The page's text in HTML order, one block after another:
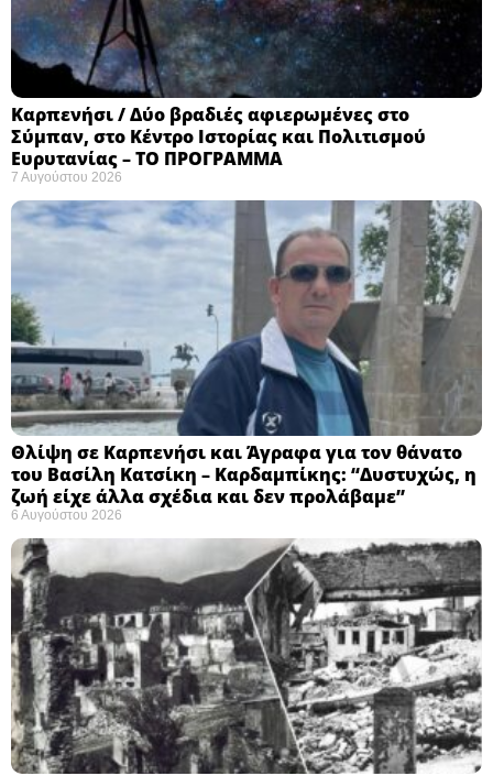
Καρπενήσι / Δύο βραδιές αφιερωμένες στο
Σύμπαν, στο Κέντρο Ιστορίας και Πολιτισμού
Ευρυτανίας – ΤΟ ΠΡΟΓΡΑΜΜΑ
7 Αυγούστου 2026
Θλίψη σε Καρπενήσι και Άγραφα για τον θάνατο
του Βασίλη Κατσίκη – Καρδαμπίκης: “Δυστυχώς, η
ζωή είχε άλλα σχέδια και δεν προλάβαμε”
6 Αυγούστου 2026